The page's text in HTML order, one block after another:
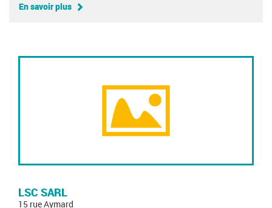
En savoir plus
LSC SARL
15 rue Aymard